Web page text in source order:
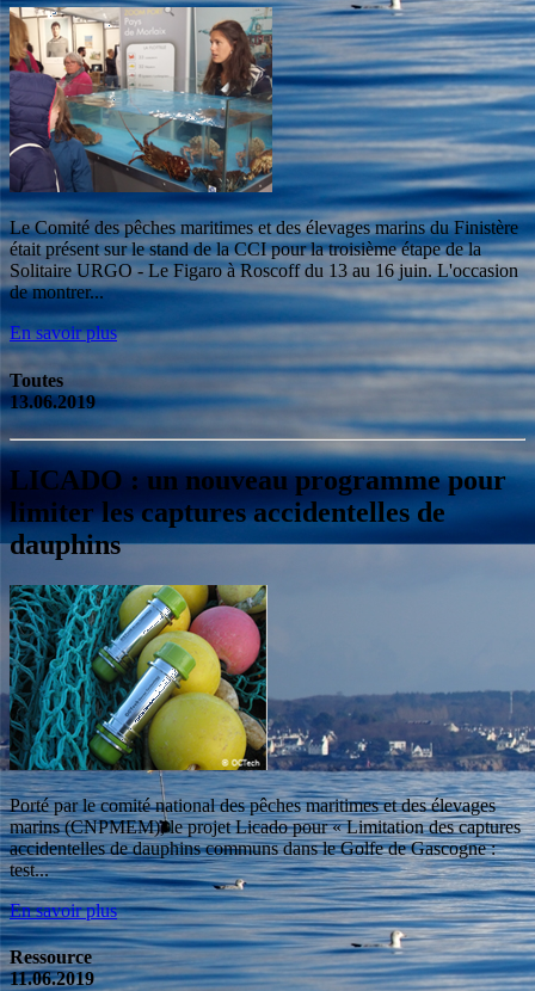
Le Comité des pêches maritimes et des élevages marins du Finistère
était présent sur le stand de la CCI pour la troisième étape de la
Solitaire URGO - Le Figaro à Roscoff du 13 au 16 juin. L'occasion
de montrer...
En savoir plus
Toutes
13.06.2019
LICADO : un nouveau programme pour
limiter les captures accidentelles de
dauphins
Porté par le comité national des pêches maritimes et des élevages
marins (CNPMEM), le projet Licado pour « Limitation des captures
accidentelles de dauphins communs dans le Golfe de Gascogne :
test...
En savoir plus
Ressource
11.06.2019